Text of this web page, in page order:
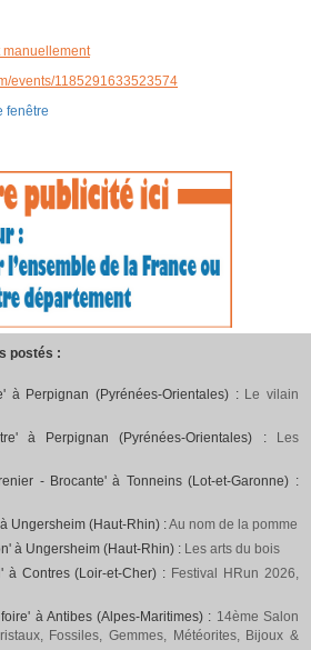
manuellement
events/1185291633523574
fenêtre
postés :
à Perpignan (Pyrénées-Orientales) : Le vilain
à Perpignan (Pyrénées-Orientales) :
Les
- Brocante' à Tonneins (Lot-et-Garonne) :
Ungersheim (Haut-Rhin) :Au nom de la pomme
à Ungersheim (Haut-Rhin) : Les arts du bois
à Contres (Loir-et-Cher) : Festival HRun 2026,
à Antibes (Alpes-Maritimes) : 14ème Salon
Fossiles, Gemmes, Météorites, Bijoux &